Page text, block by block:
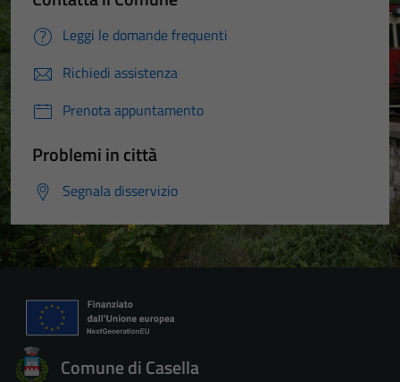
Leggi le domande frequenti
Richiedi assistenza
Prenota appuntamento
Problemi in città
Segnala disservizio
Comune di Casella